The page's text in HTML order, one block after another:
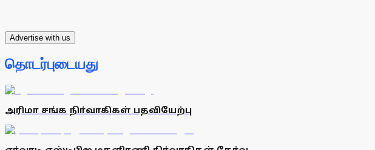
Advertise with us
தொடர்புடையது
அரிமா சங்க நிா்வாகிகள் பதவியேற்பு